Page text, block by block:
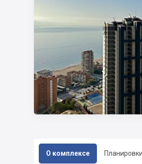
О комплексе Планировки